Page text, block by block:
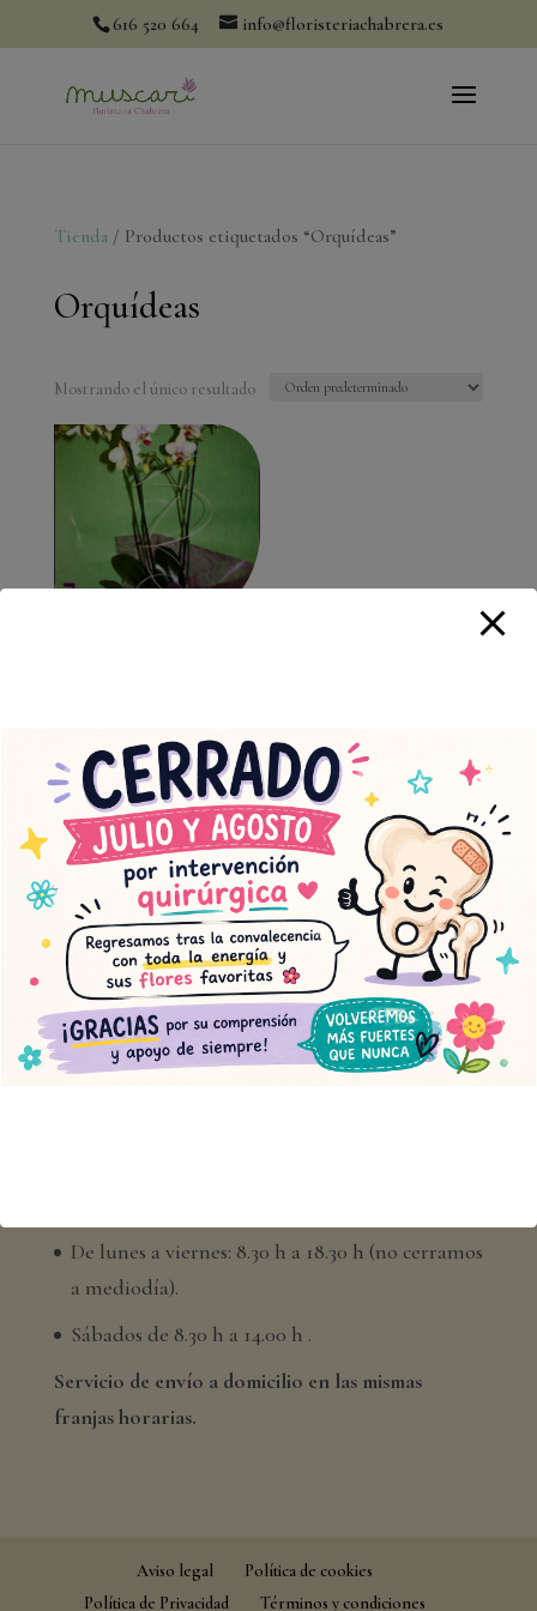
616 520 664 info@floristeriachabrera.es
Tienda/ Productos etiquetados “Orquídeas”
Orquídeas
Mostrando el único resultado
Contacto
Muscari Floristería Chabrera
Plaza de Santa Clara
Castellón de la Plana
De lunes a viernes: 8.30 h a 18.30 h (no cerramos
a mediodía).
Sábados de 8.30 h a 14.00 h .
Servicio de envío a domicilio en las mismas
franjas horarias.
Aviso legal
Política de cookies
Política de Privacidad
Términos y condiciones
modal-check